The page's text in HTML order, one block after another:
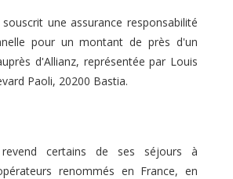
une assurance responsabilité
pour un montant de près d'un
d'Allianz, représentée par Louis
Paoli, 20200 Bastia.
revend certains de ses séjours à
renommés en France, en